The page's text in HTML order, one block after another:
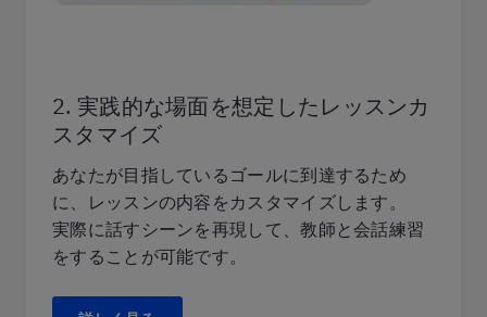
2. 実践的な場面を想定したレッスンカ
スタマイズ
あなたが目指しているゴールに到達するため
に、レッスンの内容をカスタマイズします。
実際に話すシーンを再現して、教師と会話練習
をすることが可能です。